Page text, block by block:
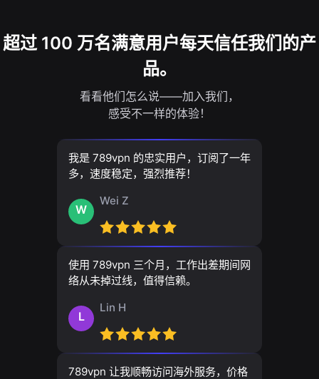
超过 100 万名满意用户每天信任我们的产
品。
看看他们怎么说——加入我们，
感受不一样的体验！
我是 789vpn 的忠实用户，订阅了一年
多，速度稳定，强烈推荐！
W
Wei Z
使用 789vpn 三个月，工作出差期间网
络从未掉过线，值得信赖。
L
Lin H
789vpn 让我顺畅访问海外服务，价格